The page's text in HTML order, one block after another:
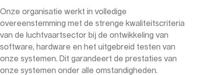
Onze organisatie werkt in volledige
overeenstemming met de strenge kwaliteitscriteria
van de luchtvaartsector bij de ontwikkeling van
software, hardware en het uitgebreid testen van
onze systemen. Dit garandeert de prestaties van
onze systemen onder alle omstandigheden.